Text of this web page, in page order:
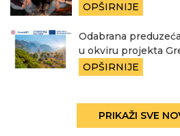
OPŠIRNIJE
Odabrana
u okviru projekta
OPŠIRNIJE
PRIKAŽI SVE